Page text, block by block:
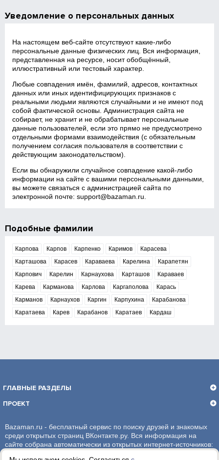
Уведомление о персональных данных
На настоящем веб‑сайте отсутствуют какие‑либо
персональные данные физических лиц. Вся информация,
представленная на ресурсе, носит обобщённый,
иллюстративный или тестовый характер.
Любые совпадения имён, фамилий, адресов, контактных
данных или иных идентифицирующих признаков с
реальными людьми являются случайными и не имеют под
собой фактической основы. Администрация сайта не
собирает, не хранит и не обрабатывает персональные
данные пользователей, если это прямо не предусмотрено
отдельными формами взаимодействия (с обязательным
получением согласия пользователя в соответствии с
действующим законодательством).
Если вы обнаружили случайное совпадение какой‑либо
информации на сайте с вашими персональными данными,
вы можете связаться с администрацией сайта по
электронной почте:support@bazaman.ru
Подобные фамилии
Карпова Карпов Карпенко Каримов
Карасева
Карташова
Карасев Караваева Карелина
Карапетян
Карпович
Карелин Карнаухова Карташов
Караваев
Карева
Карманова Карлова Каргаполова
Карась
Карманов
Карнаухов Каргин Карпухина
Карабанова
Каратаева
Карев Карабанов Каратаев Кардаш
ГЛАВНЫЕ РАЗДЕЛЫ
ПРОЕКТ
Bazaman.ru - бесплатный сервис по поиску друзей и знакомых
среди открытых страниц ВКонтакте.ру. Вся информация на
сайте собрана автоматически из открытых интернет-источников: